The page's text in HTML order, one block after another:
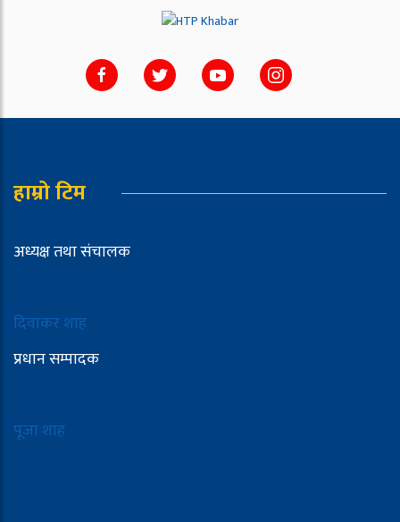
हाम्रो टिम
अध्यक्ष तथा संचालक
दिवाकर शाह
प्रधान सम्पादक
पूजा शाह